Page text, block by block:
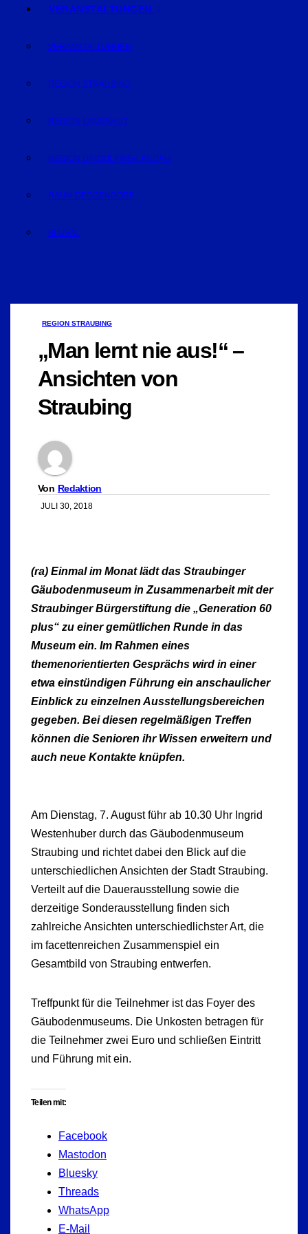
VERANSTALTUNGEN
VERANSTALTUNGEN
REGION STRAUBING
REGION LANDSHUT
REGION DINGOLFING-LANDAU
RAUM DEGGENDORF
BLUVAL
REGION STRAUBING
„Man lernt nie aus!“ –
Ansichten von
Straubing
Von Redaktion
JULI 30, 2018
(ra) Einmal im Monat lädt das Straubinger
Gäubodenmuseum in Zusammenarbeit mit der
Straubinger Bürgerstiftung die „Generation 60
plus“ zu einer gemütlichen Runde in das
Museum ein. Im Rahmen eines
themenorientierten Gesprächs wird in einer
etwa einstündigen Führung ein anschaulicher
Einblick zu einzelnen Ausstellungsbereichen
gegeben. Bei diesen regelmäßigen Treffen
können die Senioren ihr Wissen erweitern und
auch neue Kontakte knüpfen.
Am Dienstag, 7. August führ ab 10.30 Uhr Ingrid
Westenhuber durch das Gäubodenmuseum
Straubing und richtet dabei den Blick auf die
unterschiedlichen Ansichten der Stadt Straubing.
Verteilt auf die Dauerausstellung sowie die
derzeitige Sonderausstellung finden sich
zahlreiche Ansichten unterschiedlichster Art, die
im facettenreichen Zusammenspiel ein
Gesamtbild von Straubing entwerfen.
Treffpunkt für die Teilnehmer ist das Foyer des
Gäubodenmuseums. Die Unkosten betragen für
die Teilnehmer zwei Euro und schließen Eintritt
und Führung mit ein.
Teilen mit:
Facebook
Mastodon
Bluesky
Threads
WhatsApp
E-Mail